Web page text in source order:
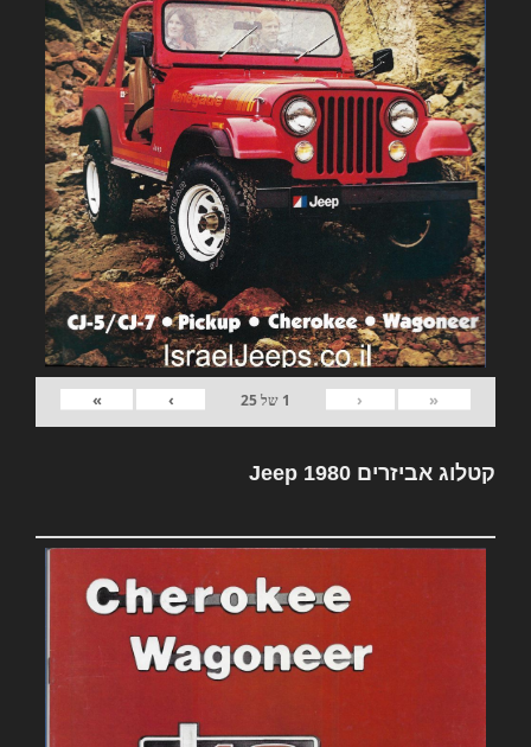
«
‹
1 של25
›
»
קטלוג אביזרים Jeep 1980